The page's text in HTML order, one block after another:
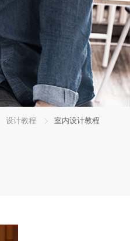
设计教程 室内设计教程